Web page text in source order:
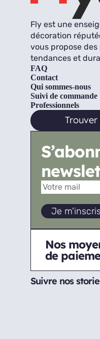
Fly est une
décoration
vous propose
tendances et
FAQ
Contact
Qui sommes-nous
Suivi de commande
Professionnels
Nos
de
Suivre nos